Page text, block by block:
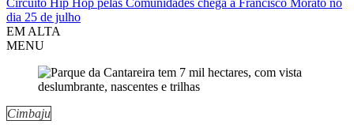
Circuito Hip Hop pelas Comunidades chega a Francisco Morato no
dia 25 de julho
EM ALTA
MENU
Cimbaju